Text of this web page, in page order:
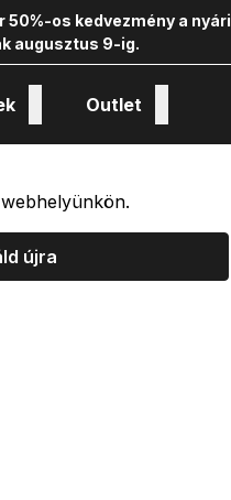
50%-os kedvezmény a nyári
augusztus 9-ig.
Outlet
újra